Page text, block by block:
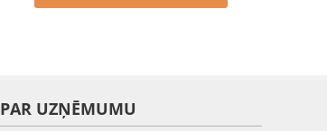
PAR UZŅĒMUMU